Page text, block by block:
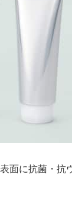
面に抗菌・抗